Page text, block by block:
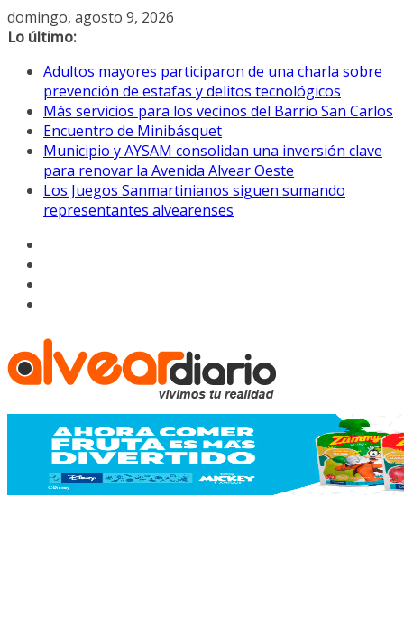
Saltar
al
domingo, agosto 9, 2026
Lo último:
Adultos mayores participaron de una charla sobre
prevención de estafas y delitos tecnológicos
Más servicios para los vecinos del Barrio San Carlos
Encuentro de Minibásquet
Municipio y AYSAM consolidan una inversión clave
para renovar la Avenida Alvear Oeste
Los Juegos Sanmartinianos siguen sumando
representantes alvearenses